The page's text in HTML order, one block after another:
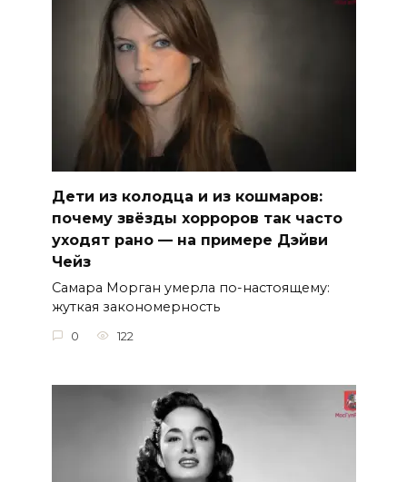
Дети из колодца и из кошмаров:
почему звёзды хорроров так часто
уходят рано — на примере Дэйви
Чейз
Самара Морган умерла по-настоящему:
жуткая закономерность
0 122